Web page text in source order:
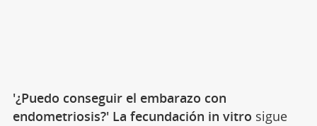
'¿Puedo conseguir el embarazo con
endometriosis?' La fecundación in vitro sigue